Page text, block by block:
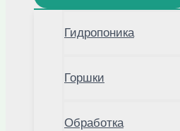
Гидропоника
Горшки
Обработка